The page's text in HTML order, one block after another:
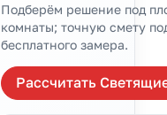
Подберём решение под
комнаты; точную смету
бесплатного замера.
Рассчитать